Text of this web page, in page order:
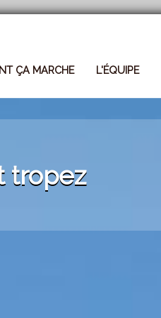
ÇA MARCHE L'ÉQUIPE
tropez